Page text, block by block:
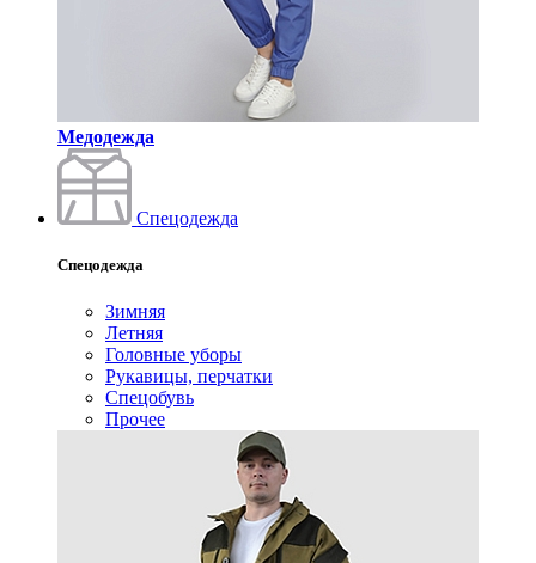
Медодежда
Спецодежда
Спецодежда
Зимняя
Летняя
Головные уборы
Рукавицы, перчатки
Спецобувь
Прочее